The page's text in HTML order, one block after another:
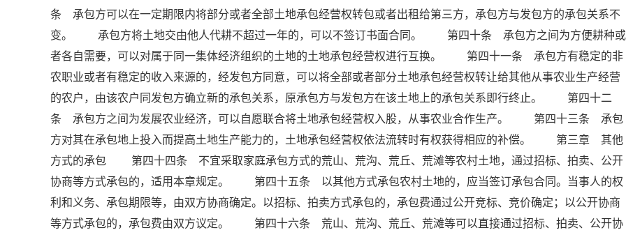
条 承包方可以在一定期限内将部分或者全部土地承包经营权转包或者出租给第三方，承包方与发包方的承包关系不
变。 承包方将土地交由他人代耕不超过一年的，可以不签订书面合同。 第四十条 承包方之间为方便耕种或
者各自需要，可以对属于同一集体经济组织的土地的土地承包经营权进行互换。 第四十一条 承包方有稳定的非
农职业或者有稳定的收入来源的，经发包方同意，可以将全部或者部分土地承包经营权转让给其他从事农业生产经营
的农户，由该农户同发包方确立新的承包关系，原承包方与发包方在该土地上的承包关系即行终止。 第四十二
条 承包方之间为发展农业经济，可以自愿联合将土地承包经营权入股，从事农业合作生产。 第四十三条 承包
方对其在承包地上投入而提高土地生产能力的，土地承包经营权依法流转时有权获得相应的补偿。 第三章 其他
方式的承包 第四十四条 不宜采取家庭承包方式的荒山、荒沟、荒丘、荒滩等农村土地，通过招标、拍卖、公开
协商等方式承包的，适用本章规定。 第四十五条 以其他方式承包农村土地的，应当签订承包合同。当事人的权
利和义务、承包期限等，由双方协商确定。以招标、拍卖方式承包的，承包费通过公开竞标、竞价确定；以公开协商
等方式承包的，承包费由双方议定。 第四十六条 荒山、荒沟、荒丘、荒滩等可以直接通过招标、拍卖、公开协